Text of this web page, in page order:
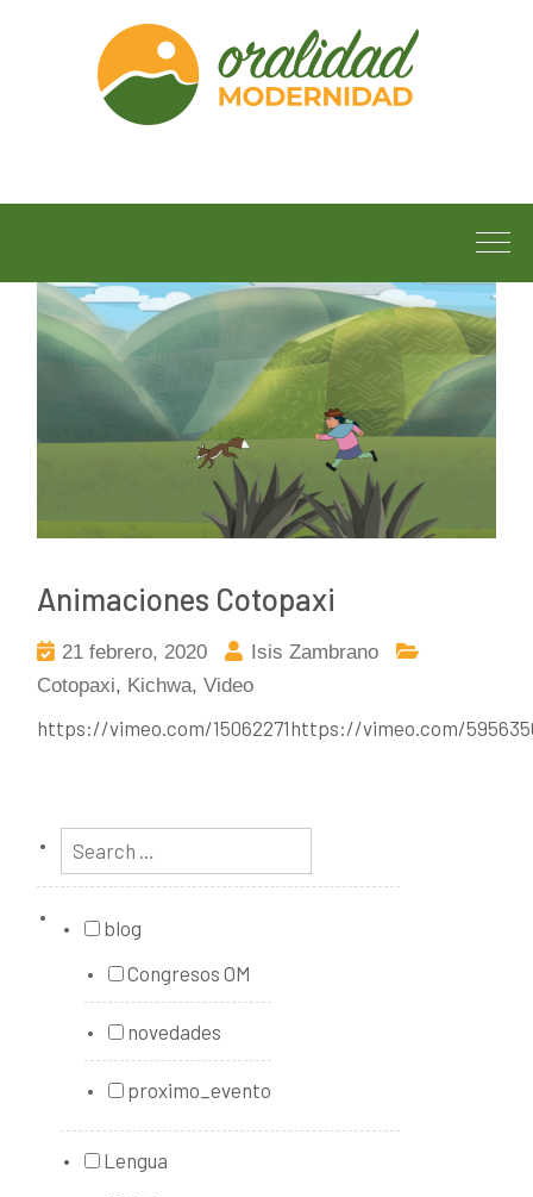
Animaciones Cotopaxi
21 febrero, 2020
Isis Zambrano
Cotopaxi, Kichwa,Video
https://vimeo.com/15062271https://vimeo.com/
blog
Congresos OM
novedades
proximo_evento
Lengua